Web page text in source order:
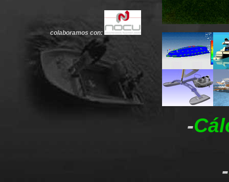
colaboramos con:
-
-